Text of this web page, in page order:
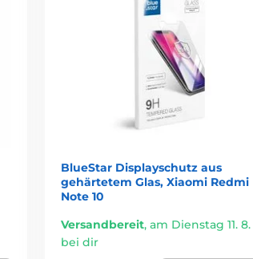
BlueStar Displayschutz aus
gehärtetem Glas, Xiaomi Redmi
Note 10
Versandbereit, am Dienstag 11. 8.
bei dir